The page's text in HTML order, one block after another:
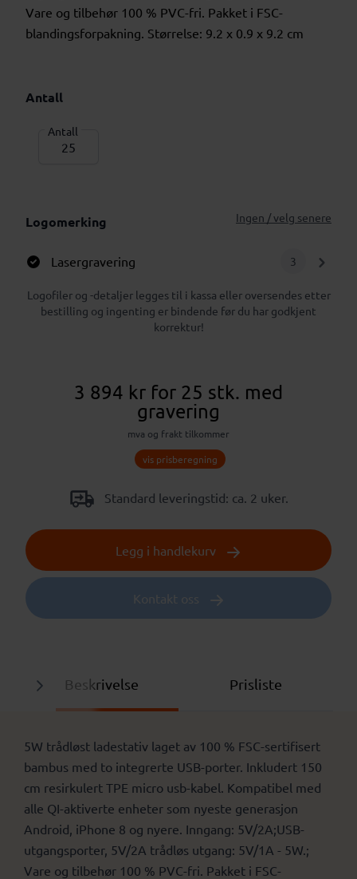
Vare og tilbehør 100 % PVC-fri. Pakket i FSC-
blandingsforpakning. Størrelse: 9.2 x 0.9 x 9.2 cm
Antall
Antall
Logomerking Ingen / velg senere
Lasergravering 3
Logofiler og -detaljer legges til i kassa eller oversendes etter
bestilling og ingenting er bindende før du har godkjent
korrektur!
3 894 kr for 25 stk. med
gravering
mva og frakt tilkommer
vis prisberegning
Standard leveringstid: ca. 2 uker.
Legg i handlekurv
Kontakt oss
Beskrivelse Prisliste
5W trådløst ladestativ laget av 100 % FSC-sertifisert
bambus med to integrerte USB-porter. Inkludert 150
cm resirkulert TPE micro usb-kabel. Kompatibel med
alle QI-aktiverte enheter som nyeste generasjon
Android, iPhone 8 og nyere. Inngang: 5V/2A;USB-
utgangsporter, 5V/2A trådløs utgang: 5V/1A - 5W.;
Vare og tilbehør 100 % PVC-fri. Pakket i FSC-